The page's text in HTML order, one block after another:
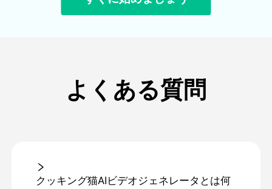
よくある質問
クッキング猫AIビデオジェネレータとは何